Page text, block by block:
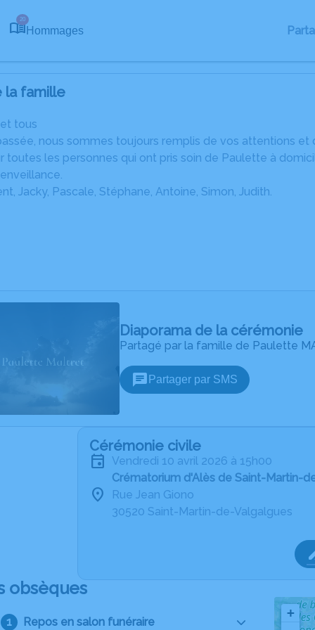
20
Hommages
la famille
tous
nous sommes toujours remplis de vos attentions
toutes les personnes qui ont pris soin de Paulette à
Jacky, Pascale, Stéphane, Antoine, Simon, Judith.
Diaporama de la cérémonie
Partagé par la famille de Paulette
Partager par SMS
Cérémonie civile
vendredi 10 avril 2026 à 15h00
Crématorium d'Alès de Saint-Martin-
Rue Jean Giono
30520 Saint-Martin-de-Valgalgues
obsèques
Repos en salon funéraire
+